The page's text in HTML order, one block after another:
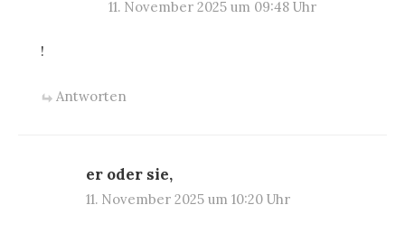
11. November 2025 um 09:48 Uhr
!
Antworten
er oder sie,
11. November 2025 um 10:20 Uhr